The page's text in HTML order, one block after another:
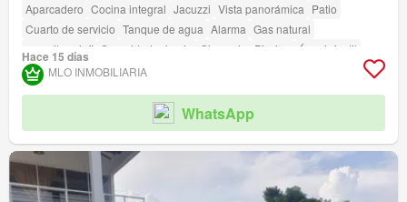
Aparcadero Cocina integral Jacuzzi Vista panorámica Patio
Cuarto de servicio Tanque de agua Alarma Gas natural
amenity_wi_fi Seguridad privada Gimnasio Piscina
Área infantil
Sauna Estudio Jardín
Acceso para personas con discapacidad
Hace 15 días
MLO INMOBILIARIA
WhatsApp